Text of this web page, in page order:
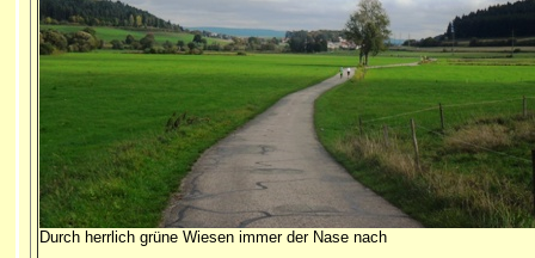
Durch herrlich grüne Wiesen immer der Nase nach